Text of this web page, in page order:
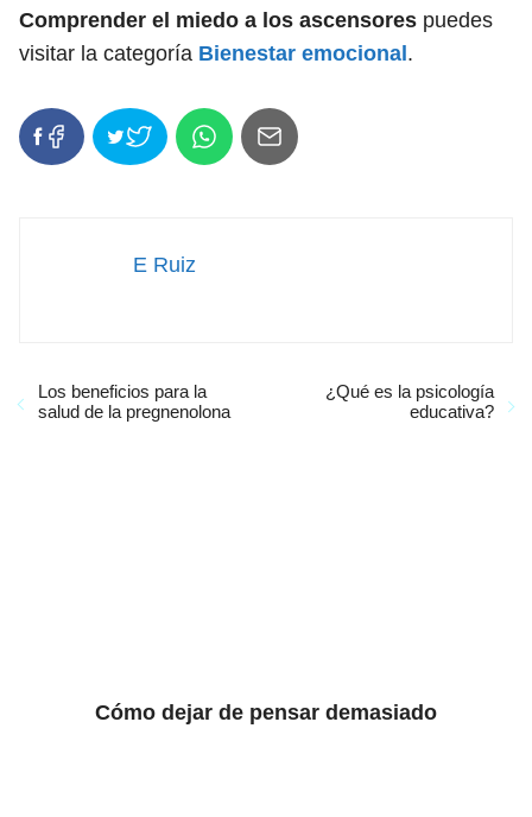
Comprender el miedo a los ascensores puedes
visitar la categoría Bienestar emocional .
E Ruiz
Los beneficios para la
salud de la pregnenolona
¿Qué es la psicología
educativa?
Cómo dejar de pensar demasiado